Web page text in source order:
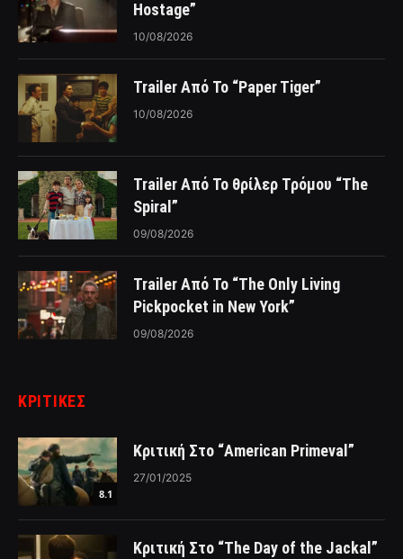
Hostage”
10/08/2026
Trailer Από Το “Paper Tiger”
10/08/2026
Trailer Από Το θρίλερ Τρόμου “The
Spiral”
09/08/2026
Trailer Από Το “The Only Living
Pickpocket in New York”
09/08/2026
ΚΡΙΤΙΚΈΣ
8.1
Κριτική Στο “American Primeval”
27/01/2025
Κριτική Στο “The Day of the Jackal”